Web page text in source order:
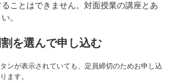
ことはできません。対面授業の講座とあ
。
を選んで申し込む
ンが表示されていても、定員締切のためお申し込
ます。